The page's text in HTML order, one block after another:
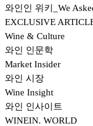
와인인 위키_We
EXCLUSIVE
Wine & Culture
와인 인문학
Market Insider
와인 시장
Wine Insight
와인 인사이트
WINEIN. WORLD